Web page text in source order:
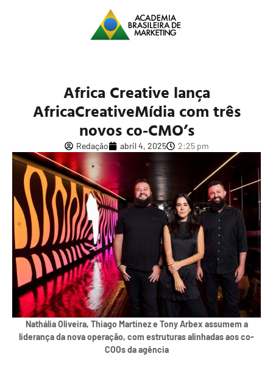
Africa Creative lança
AfricaCreativeMídia com três
novos co-CMO’s
Redação abril 4, 2025 2:25 pm
Nathália Oliveira, Thiago Martinez e Tony Arbex assumem a
liderança da nova operação, com estruturas alinhadas aos co-
COOs da agência